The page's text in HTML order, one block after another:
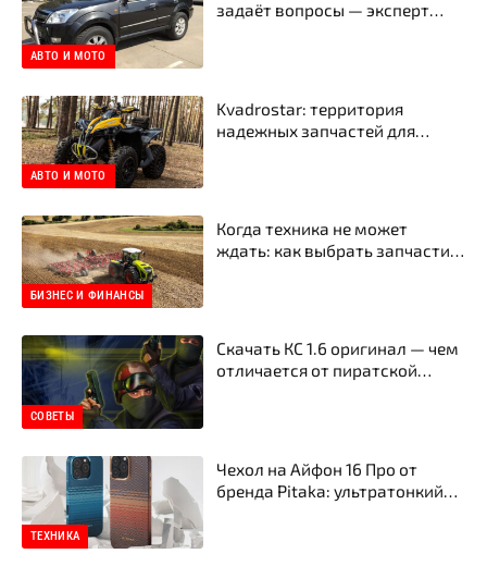
АВТО И МОТО
задаёт вопросы — эксперт
АВТО И МОТО
Kvadrostar: территория
надежных запчастей для
БИЗНЕС И ФИНАНСЫ
Когда техника не может
ждать: как выбрать запчасти
СОВЕТЫ
Скачать КС 1.6 оригинал — чем
отличается от пиратской
ТЕХНИКА
Чехол на Айфон 16 Про от
бренда Pitaka: ультратонкий